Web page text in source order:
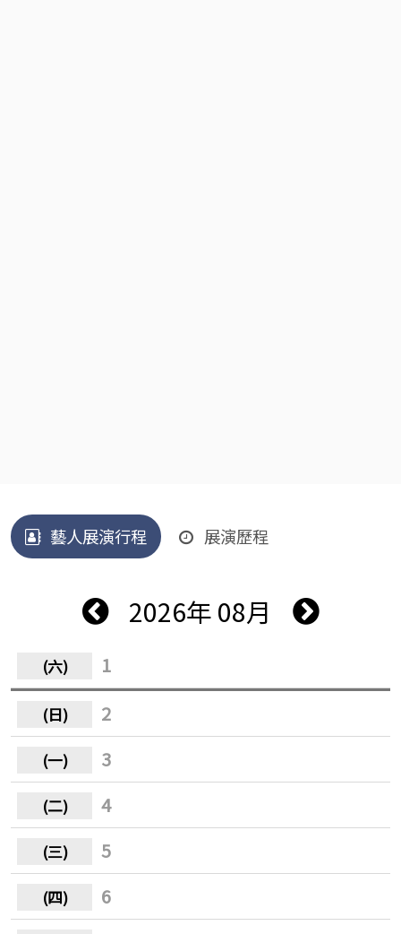
藝人展演行程 展演歷程
2026年 08月
1
2
3
4
5
6